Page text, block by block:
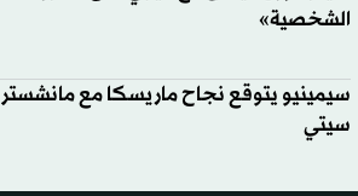
الشخصية»
سيمينيو يتوقع نجاح ماريسكا مع مانشستر
سيتي